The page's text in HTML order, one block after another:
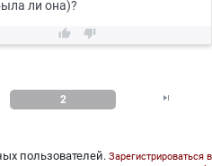
ли она)?
 
2 
пользователей. Зарегистрироваться в